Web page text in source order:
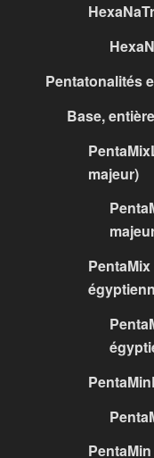
Pentatonalités
Base,
majeur)